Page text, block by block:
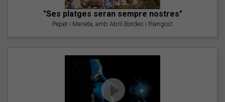
"Ses platges seran sempre nostres"
Pepet i Marieta, amb Abril Bordes i Riangost